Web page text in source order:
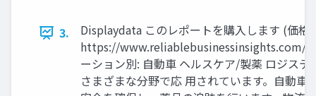
3.
Displaydata このレポートを購入します (価
https://www.reliablebusinessinsights.com/
ーション別: 自動車 ヘルスケア/製薬 ロジス
さまざまな分野で応 用されています。自動